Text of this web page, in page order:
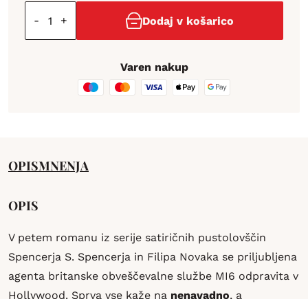
- + Dodaj v košarico
Varen nakup
OPISMNENJA
OPIS
V petem romanu iz serije satiričnih pustolovščin
Spencerja S. Spencerja in Filipa Novaka se priljubljena
agenta britanske obveščevalne službe MI6 odpravita v
Hollywood. Sprva vse kaže na nenavadno, a